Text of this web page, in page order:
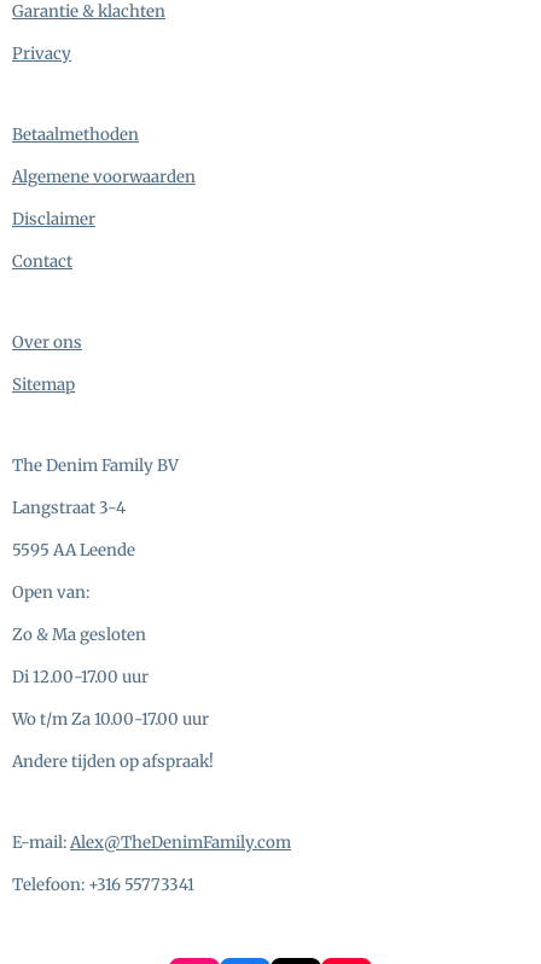
Garantie & klachten
Privacy
Betaalmethoden
Algemene voorwaarden
Disclaimer
Contact
Over ons
Sitemap
The Denim Family BV
Langstraat 3-4
5595 AA Leende
Open van:
Zo & Ma gesloten
Di 12.00-17.00 uur
Wo t/m Za 10.00-17.00 uur
Andere tijden op afspraak!
E-mail:Alex@TheDenimFamily.com
Telefoon: +316 55773341